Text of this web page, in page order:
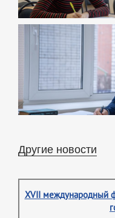
Другие новости
XVII международный